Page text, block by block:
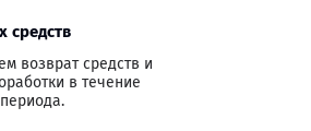
средств
возврат средств и
в течение